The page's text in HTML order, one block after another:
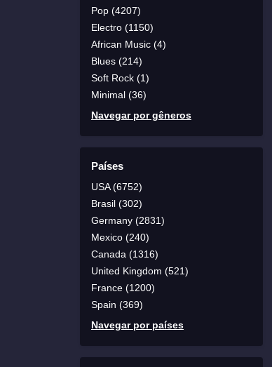
Pop (4207)
Electro (1150)
African Music (4)
Blues (214)
Soft Rock (1)
Minimal (36)
Navegar por gêneros
Países
USA (6752)
Brasil (302)
Germany (2831)
Mexico (240)
Canada (1316)
United Kingdom (521)
France (1200)
Spain (369)
Navegar por países